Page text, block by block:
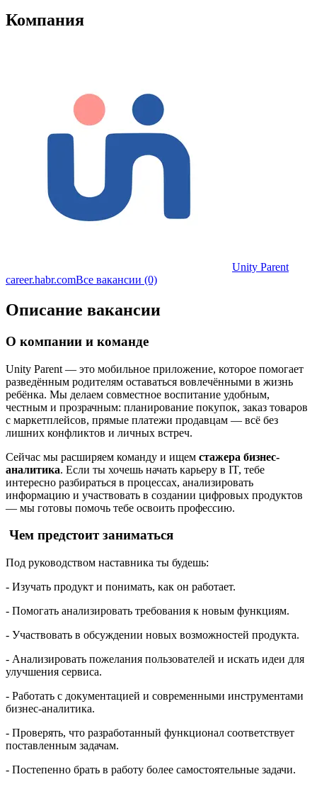
Компания
Unity Parent
career.habr.comВсе вакансии (0)
Описание вакансии
О компании и команде
Unity Parent — это мобильное приложение, которое помогает
разведённым родителям оставаться вовлечёнными в жизнь
ребёнка. Мы делаем совместное воспитание удобным,
честным и прозрачным: планирование покупок, заказ товаров
с маркетплейсов, прямые платежи продавцам — всё без
лишних конфликтов и личных встреч.
Сейчас мы расширяем команду и ищем стажера бизнес-
аналитика. Если ты хочешь начать карьеру в IT, тебе
интересно разбираться в процессах, анализировать
информацию и участвовать в создании цифровых продуктов
— мы готовы помочь тебе освоить профессию.
Чем предстоит заниматься
Под руководством наставника ты будешь:
- Изучать продукт и понимать, как он работает.
- Помогать анализировать требования к новым функциям.
- Участвовать в обсуждении новых возможностей продукта.
- Анализировать пожелания пользователей и искать идеи для
улучшения сервиса.
- Работать с документацией и современными инструментами
бизнес-аналитика.
- Проверять, что разработанный функционал соответствует
поставленным задачам.
- Постепенно брать в работу более самостоятельные задачи.